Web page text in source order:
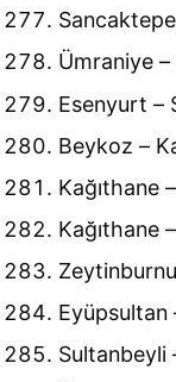
Ümraniye
Esenyurt –
Beykoz –
Kağıthane
Kağıthane
Eyüpsultan
Sultanbeyli